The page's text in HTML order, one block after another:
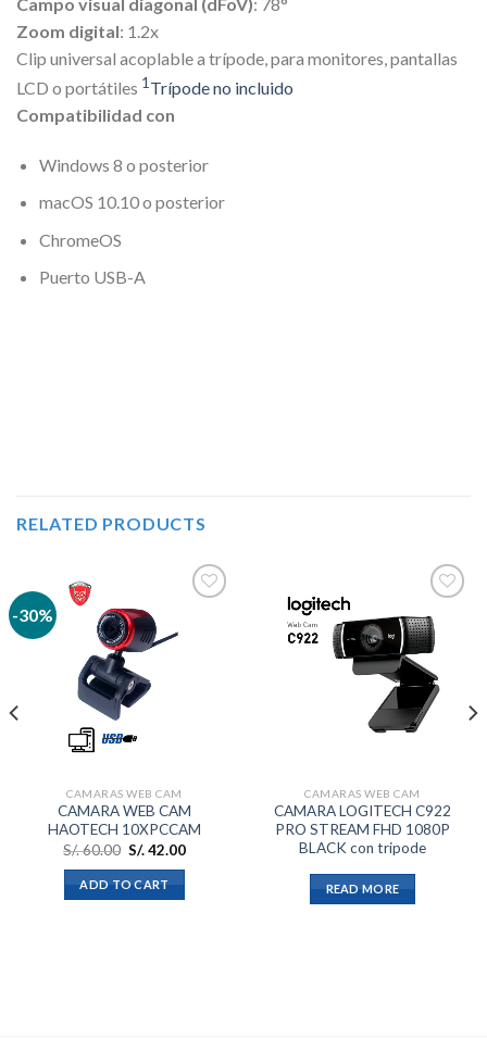
Zoom digital: 1.2x
Clip universal acoplable a trípode, para monitores, pantallas
LCD o portátiles 1 Trípode no incluido
Compatibilidad con
Windows 8 o posterior
macOS 10.10 o posterior
ChromeOS
Puerto USB-A
RELATED PRODUCTS
-30%
CAMARAS WEB CAM
CAMARA WEB CAM
HAOTECH 10XPCCAM
S/.60.00 S/.42.00
ADD TO CART
Añadir
lista de
deseos
CAMARAS WEB CAM
CAMARA LOGITECH C922
PRO STREAM FHD 1080P
BLACK con tripode
READ MORE